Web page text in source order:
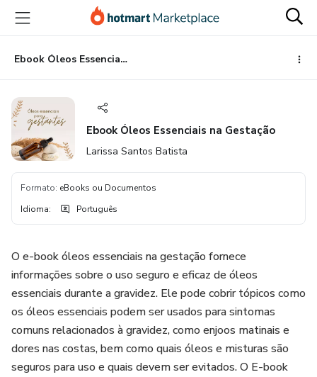
para
conteúdo
principal
para
pagamento
para
rodapé
Ebook Óleos Essenciais na Gestação
Ebook Óleos Essenciais na Gestação
Larissa Santos Batista
Formato: eBooks ou Documentos
Idioma: Português
O e-book óleos essenciais na gestação fornece
informações sobre o uso seguro e eficaz de óleos
essenciais durante a gravidez. Ele pode cobrir tópicos como
os óleos essenciais podem ser usados ​​para sintomas
comuns relacionados à gravidez, como enjoos matinais e
dores nas costas, bem como quais óleos e misturas são
seguros para uso e quais devem ser evitados. O E-book